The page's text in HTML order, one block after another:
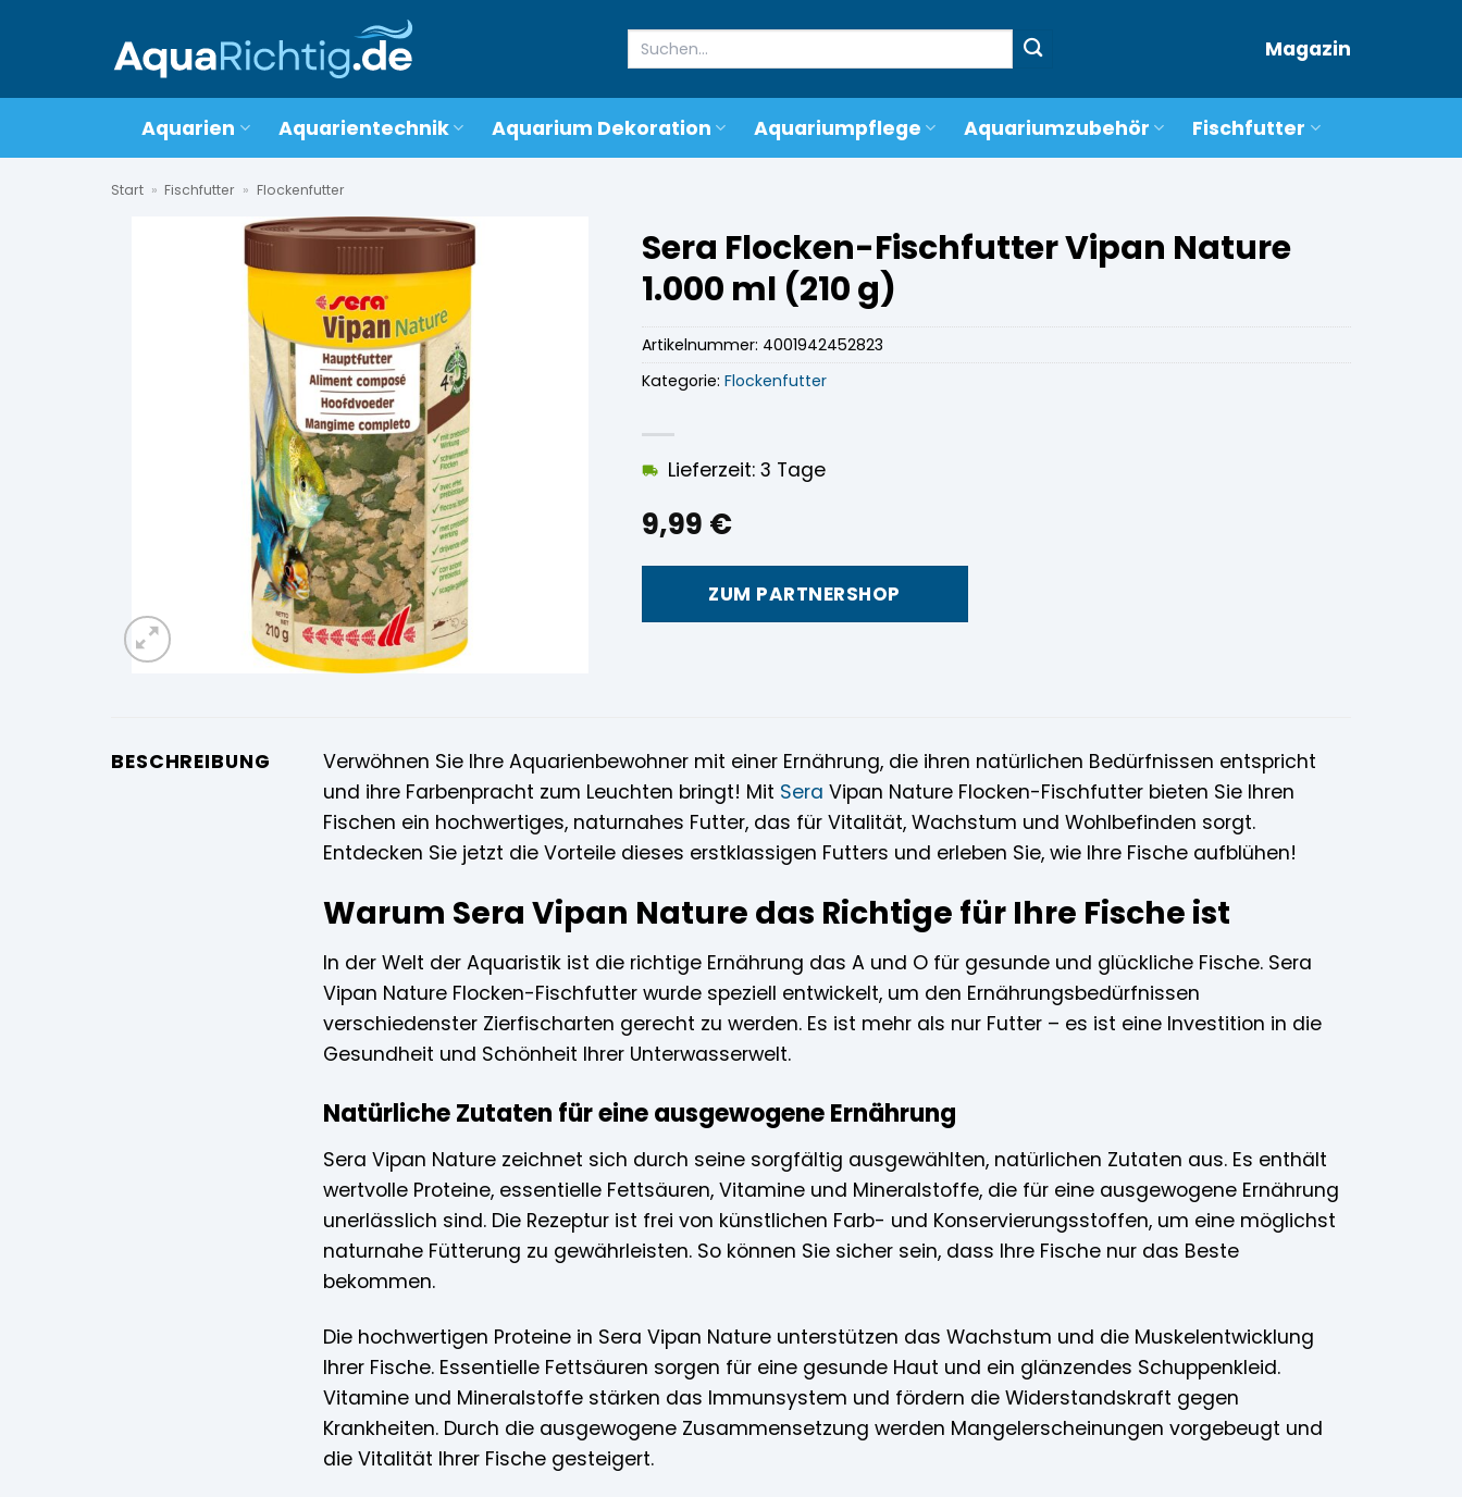
Suchen
nach:
Magazin
Aquarien Aquarientechnik Aquarium Dekoration Aquariumpflege Aquariumzubehör Fischfutter
Start » Fischfutter » Flockenfutter
Sera Flocken-Fischfutter Vipan Nature
1.000 ml (210 g)
9,99 €
Lieferzeit: 3 Tage
ZUM PARTNERSHOP
Artikelnummer: 4001942452823
Kategorie: Flockenfutter
BESCHREIBUNG
Verwöhnen Sie Ihre Aquarienbewohner mit einer Ernährung, die ihren natürlichen Bedürfnissen entspricht
und ihre Farbenpracht zum Leuchten bringt! Mit Sera Vipan Nature Flocken-Fischfutter bieten Sie Ihren
Fischen ein hochwertiges, naturnahes Futter, das für Vitalität, Wachstum und Wohlbefinden sorgt.
Entdecken Sie jetzt die Vorteile dieses erstklassigen Futters und erleben Sie, wie Ihre Fische aufblühen!
Warum Sera Vipan Nature das Richtige für Ihre Fische ist
In der Welt der Aquaristik ist die richtige Ernährung das A und O für gesunde und glückliche Fische. Sera
Vipan Nature Flocken-Fischfutter wurde speziell entwickelt, um den Ernährungsbedürfnissen
verschiedenster Zierfischarten gerecht zu werden. Es ist mehr als nur Futter – es ist eine Investition in die
Gesundheit und Schönheit Ihrer Unterwasserwelt.
Natürliche Zutaten für eine ausgewogene Ernährung
Sera Vipan Nature zeichnet sich durch seine sorgfältig ausgewählten, natürlichen Zutaten aus. Es enthält
wertvolle Proteine, essentielle Fettsäuren, Vitamine und Mineralstoffe, die für eine ausgewogene Ernährung
unerlässlich sind. Die Rezeptur ist frei von künstlichen Farb- und Konservierungsstoffen, um eine möglichst
naturnahe Fütterung zu gewährleisten. So können Sie sicher sein, dass Ihre Fische nur das Beste
bekommen.
Die hochwertigen Proteine in Sera Vipan Nature unterstützen das Wachstum und die Muskelentwicklung
Ihrer Fische. Essentielle Fettsäuren sorgen für eine gesunde Haut und ein glänzendes Schuppenkleid.
Vitamine und Mineralstoffe stärken das Immunsystem und fördern die Widerstandskraft gegen
Krankheiten. Durch die ausgewogene Zusammensetzung werden Mangelerscheinungen vorgebeugt und
die Vitalität Ihrer Fische gesteigert.